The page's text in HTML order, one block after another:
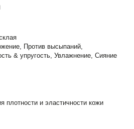
Против высыпаний,
& упругость, Увлажнение, Сияние
плотности и эластичности кожи